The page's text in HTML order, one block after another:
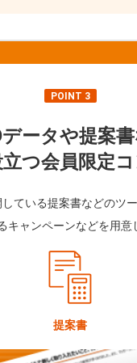
POINT 3
データや提案
つ会員限定
ている提案書などのツ
キャンペーンなどを用意
提案書